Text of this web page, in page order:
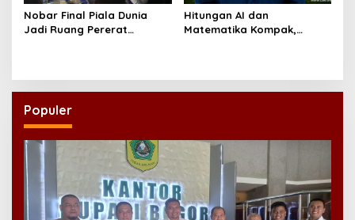
Nobar Final Piala Dunia
Jadi Ruang Pererat
Hitungan AI dan
Matematika Kompak,
Populer